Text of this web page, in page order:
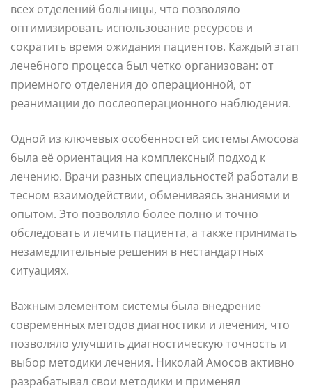
всех отделений больницы, что позволяло
оптимизировать использование ресурсов и
сократить время ожидания пациентов. Каждый этап
лечебного процесса был четко организован: от
приемного отделения до операционной, от
реанимации до послеоперационного наблюдения.
Одной из ключевых особенностей системы Амосова
была её ориентация на комплексный подход к
лечению. Врачи разных специальностей работали в
тесном взаимодействии, обмениваясь знаниями и
опытом. Это позволяло более полно и точно
обследовать и лечить пациента, а также принимать
незамедлительные решения в нестандартных
ситуациях.
Важным элементом системы была внедрение
современных методов диагностики и лечения, что
позволяло улучшить диагностическую точность и
выбор методики лечения. Николай Амосов активно
разрабатывал свои методики и применял